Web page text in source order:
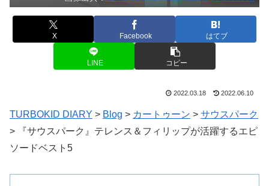
X Facebook はてブ
LINE コピー
2022.03.18 2022.06.10
TURBOKID DIARY > Blog > カートゥーン > サウスパーク
>
『サウスパーク』テレンス＆フィリップが活躍するエピ
ソードベスト5